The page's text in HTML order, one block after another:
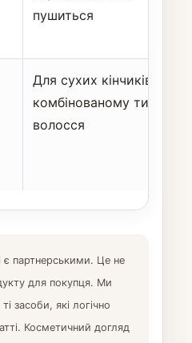
пушиться
Для сухих кінчиків у
комбінованому типі
волосся
є партнерськими. Це не
для покупця. Ми
засоби, які логічно
Косметичний догляд